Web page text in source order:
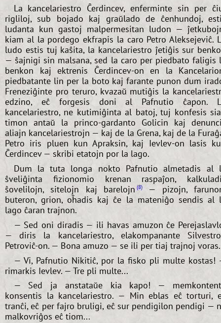
La kancelariestro Ĉerdincev, enferminte sin per
rigliloj, sub bojado kaj graŭlado de ĉenhundoj,
ludanta kun gastoj malpermesitan ludon —
kiam al la pordego ekfrapis la caro Petro Aleksejeviĉ.
ludo estis tuj kaŝita, la kancelariestro ĵetiĝis sur
— ŝajnigi sin malsana, sed la caro per piedbato faligis
benkon kaj ektrenis Ĉerdincev-on en la
piedbatante lin per la boto kaj farante punon dum
Freneziĝinte pro teruro, kvazaŭ mutiĝis la
edzino, eĉ forgesis doni al Pafnutio ĉapon.
kancelariestro, ne kutimiĝinta al batoj, tuj konfesis
timon antaŭ la princo-gardanto Golicin kaj
aliajn kancelariestrojn — kaj de la Grena, kaj de la
Petro iris pluen kun Apraksin, kaj Ievlev-on lasis
Ĉerdincev — skribi etatojn por la lago.
Dum la tuta longa nokto Pafnutio almetadis al
ŝveliĝinta fizionomio krenan raspaĵon,
ŝovelilojn, sitelojn kaj barelojn 8
— pizojn,
buteron, grion, oĥadis kaj ĉe la mateniĝo sendis al
lago ĉaran trajnon.
— Sed oni diradis — ili havas amuzon ĉe
— diris la kancelariestro, elakompanante
Petroviĉ-on. — Bona amuzo — se ili per tiaj trajnoj
— Vi, Pafnutio Nikitiĉ, por la fisko pli multe kostas!
rimarkis Ievlev. — Tre pli multe...
— Sed ja anstataŭe kia kapo! —
konsentis la kancelariestro. — Min eblas eĉ torturi,
tranĉi, eĉ per fajro bruligi, eĉ sur pendigilon pendigi —
malkovriĝos eĉ tiom...